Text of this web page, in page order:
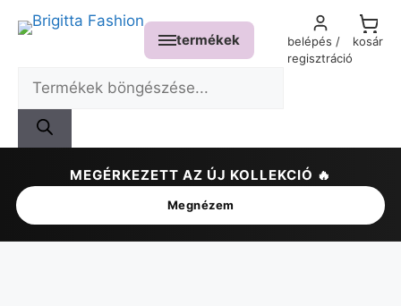
termékek
belépés /
regisztráció
kosár
MEGÉRKEZETT AZ ÚJ KOLLEKCIÓ 🔥
Megnézem